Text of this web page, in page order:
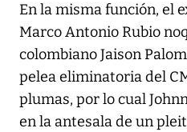
En la misma función, el
Marco Antonio Rubio
colombiano Jaison
pelea eliminatoria del
plumas, por lo cual
en la antesala de un